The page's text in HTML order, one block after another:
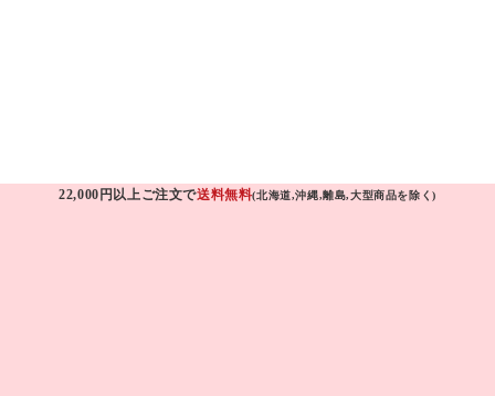
22,000円以上ご注文で送料無料(北海道,沖縄,離島,大型商品を除く)